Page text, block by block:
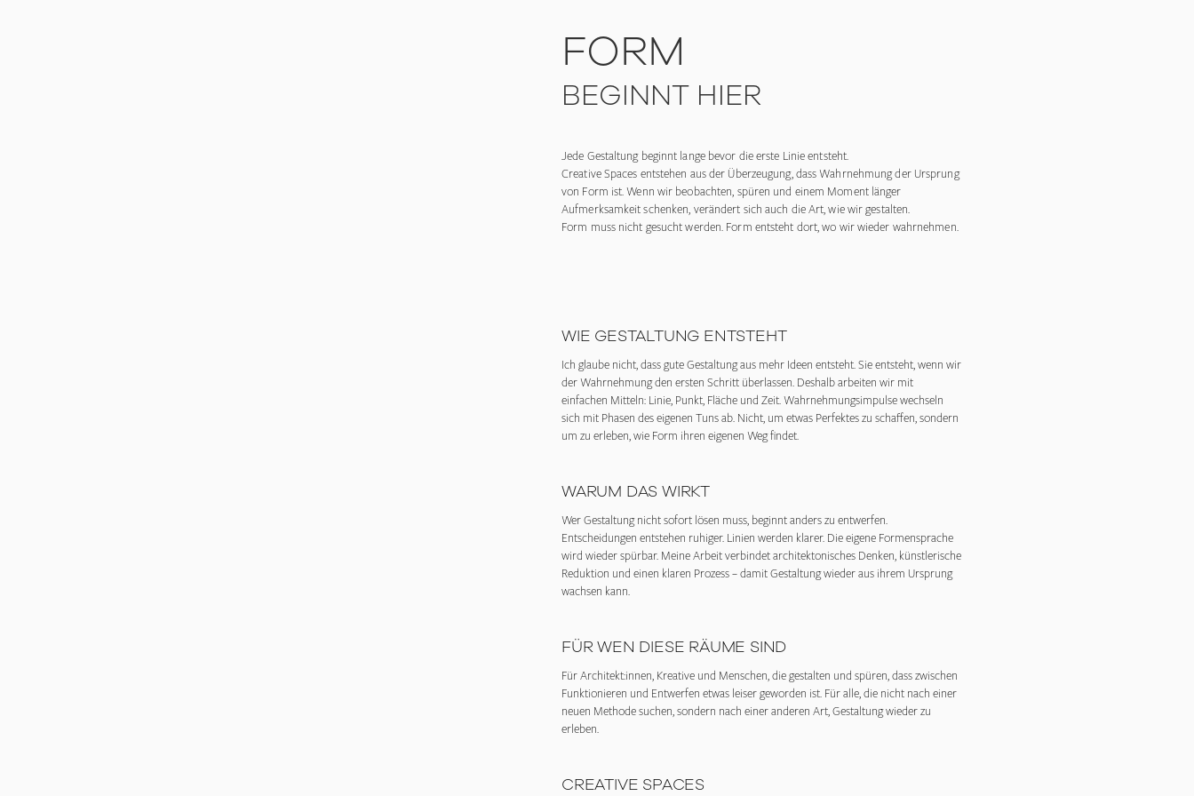
FORM
BEGINNT HIER
Jede Gestaltung beginnt lange bevor die erste Linie entsteht.
Creative Spaces entstehen aus der Überzeugung, dass Wahrnehmung der Ursprung
von Form ist. Wenn wir beobachten, spüren und einem Moment länger
Aufmerksamkeit schenken, verändert sich auch die Art, wie wir gestalten.
Form muss nicht gesucht werden. Form entsteht dort, wo wir wieder wahrnehmen.
WIE GESTALTUNG ENTSTEHT
Ich glaube nicht, dass gute Gestaltung aus mehr Ideen entsteht. Sie entsteht, wenn wir
der Wahrnehmung den ersten Schritt überlassen. Deshalb arbeiten wir mit
einfachen Mitteln: Linie, Punkt, Fläche und Zeit. Wahrnehmungsimpulse wechseln
sich mit Phasen des eigenen Tuns ab. Nicht, um etwas Perfektes zu schaffen, sondern
um zu erleben, wie Form ihren eigenen Weg findet.
WARUM DAS WIRKT
Wer Gestaltung nicht sofort lösen muss, beginnt anders zu entwerfen.
Entscheidungen entstehen ruhiger. Linien werden klarer. Die eigene Formensprache
wird wieder spürbar. Meine Arbeit verbindet architektonisches Denken, künstlerische
Reduktion und einen klaren Prozess – damit Gestaltung wieder aus ihrem Ursprung
wachsen kann.
FÜR WEN DIESE RÄUME SIND
Für Architekt:innen, Kreative und Menschen, die gestalten und spüren, dass zwischen
Funktionieren und Entwerfen etwas leiser geworden ist. Für alle, die nicht nach einer
neuen Methode suchen, sondern nach einer anderen Art, Gestaltung wieder zu
erleben.
CREATIVE SPACES